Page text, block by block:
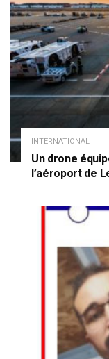
INTERNATIONAL
Un drone
l’aéroport de